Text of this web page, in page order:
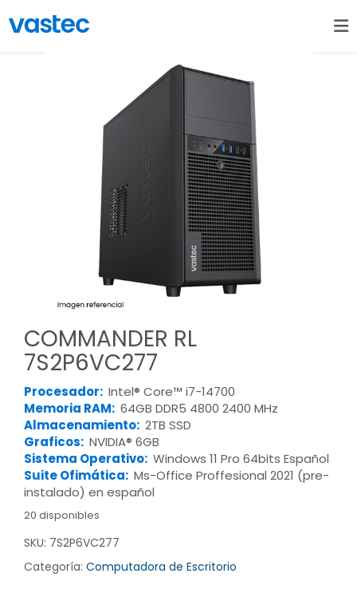
COMMANDER RL
7S2P6VC277
Procesador: Intel® Core™ i7-14700
Memoria RAM: 64GB DDR5 4800 2400 MHz
Almacenamiento: 2TB SSD
Graficos: NVIDIA® 6GB
Sistema Operativo: Windows 11 Pro 64bits Español
Suite Ofimática: Ms-Office Proffesional 2021 (pre-
instalado) en español
20 disponibles
SKU: 7S2P6VC277
Categoría: Computadora de Escritorio